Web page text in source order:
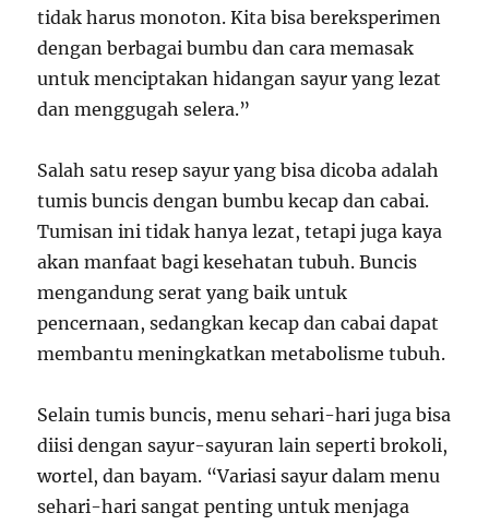
tidak harus monoton. Kita bisa bereksperimen
dengan berbagai bumbu dan cara memasak
untuk menciptakan hidangan sayur yang lezat
dan menggugah selera.”
Salah satu resep sayur yang bisa dicoba adalah
tumis buncis dengan bumbu kecap dan cabai.
Tumisan ini tidak hanya lezat, tetapi juga kaya
akan manfaat bagi kesehatan tubuh. Buncis
mengandung serat yang baik untuk
pencernaan, sedangkan kecap dan cabai dapat
membantu meningkatkan metabolisme tubuh.
Selain tumis buncis, menu sehari-hari juga bisa
diisi dengan sayur-sayuran lain seperti brokoli,
wortel, dan bayam. “Variasi sayur dalam menu
sehari-hari sangat penting untuk menjaga